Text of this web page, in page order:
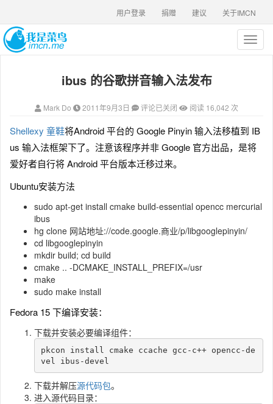
关于IMCN
建议
捐赠
用户登录
T
o
a
v
i
o
ibus 的谷歌拼音输入法发布
Mark Do 2011年9月3日 评论已关闭 阅读 16,042 次
Shellexy 童鞋将Android 平台的 Google Pinyin 输入法移植到 IB
us 输入法框架下了。注意该程序并非 Google 官方出品，是将
爱好者自行将 Android 平台版本迁移过来。
Ubuntu安装方法
sudo apt-get install cmake build-essential opencc mercurial
ibus
hg clone 网站地址://code.google.商业/p/libgooglepinyin/
cd libgooglepinyin
mkdir build; cd build
cmake .. -DCMAKE_INSTALL_PREFIX=/usr
make
sudo make install
Fedora 15 下编译安装：
下载并安装必要编译组件：
pkcon install cmake ccache gcc-c++ opencc-de
vel ibus-devel
下载并解压源代码包。
进入源代码目录：